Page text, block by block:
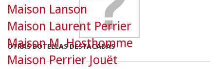
OTRAS BOTELLAS DESTACADAS
Maison Lanson
Maison Laurent Perrier
Maison M. Hosthomme
Maison Perrier Jouët